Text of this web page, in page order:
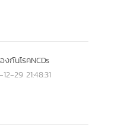
งกันโรคNCDs
29 21:48:31